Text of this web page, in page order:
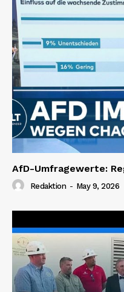
AfD-Umfragewerte:
Redaktion - May 9, 2026